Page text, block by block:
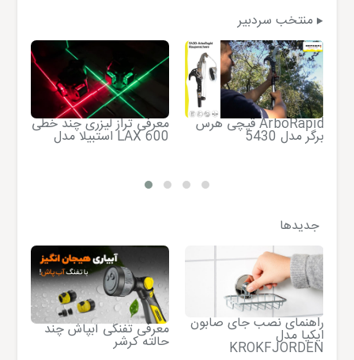
منتخب سردبیر
معرفی تراز لیزری چند خطی
استبیلا مدل LAX 600
قیچی هرس ArboRapid
برگر مدل 5430
جدیدها
معرفی تفنگی آبپاش چند
حالته کرشر
راهنمای نصب جای صابون
ایکیا مدل
KROKFJORDEN